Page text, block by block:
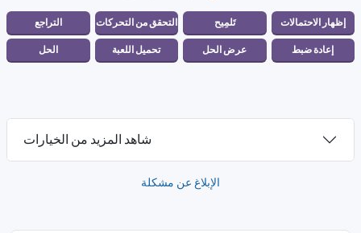
شاهد المزيد من الخيارات
الإبلاغ عن مشكلة